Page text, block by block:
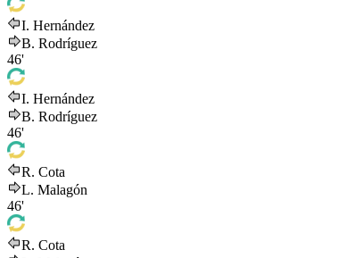
I. Hernández
B. Rodríguez
46'
I. Hernández
B. Rodríguez
46'
R. Cota
L. Malagón
46'
R. Cota